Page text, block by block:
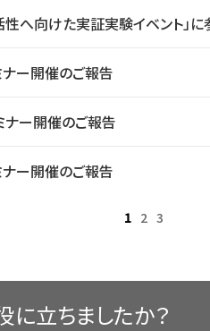
性へ向けた実証実験イベント」
ー開催のご報告
ナー開催のご報告
ー開催のご報告
1 2 3
に立ちましたか？